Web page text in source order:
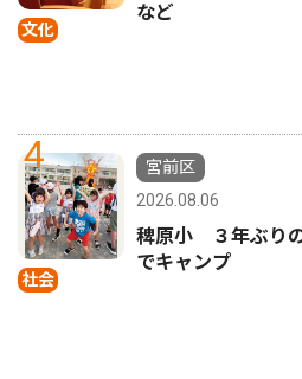
文化
など
4
社会
宮前区
2026.08.06
稗原小 ３年ぶり
でキャンプ